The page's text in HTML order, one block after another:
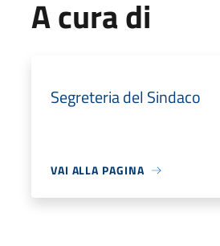
A cura di
Segreteria del Sindaco
VAI ALLA PAGINA